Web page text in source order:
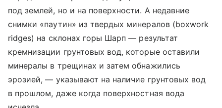
под землей, но и на поверхности. А недавние
снимки «паутин» из твердых минералов (boxwork
ridges) на склонах горы Шарп — результат
кремнизации грунтовых вод, которые оставили
минералы в трещинах и затем обнажились
эрозией, — указывают на наличие грунтовых вод
в прошлом, даже когда поверхностная вода